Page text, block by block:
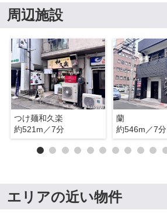
周辺施設
つけ麺和久楽
約521m／7分
蘭
約546m／7分
エリアの近い物件